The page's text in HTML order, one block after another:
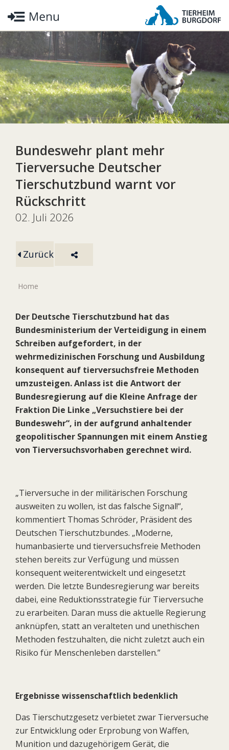
Bundeswehr plant mehr
Tierversuche Deutscher
Tierschutzbund warnt vor
Rückschritt
02. Juli 2026
Zurück
Home
Der Deutsche Tierschutzbund hat das
Bundesministerium der Verteidigung in einem
Schreiben aufgefordert, in der
wehrmedizinischen Forschung und Ausbildung
konsequent auf tierversuchsfreie Methoden
umzusteigen. Anlass ist die Antwort der
Bundesregierung auf die Kleine Anfrage der
Fraktion Die Linke „Versuchstiere bei der
Bundeswehr“, in der aufgrund anhaltender
geopolitischer Spannungen mit einem Anstieg
von Tierversuchsvorhaben gerechnet wird.
„Tierversuche in der militärischen Forschung
ausweiten zu wollen, ist das falsche Signal!“,
kommentiert Thomas Schröder, Präsident des
Deutschen Tierschutzbundes. „Moderne,
humanbasierte und tierversuchsfreie Methoden
stehen bereits zur Verfügung und müssen
konsequent weiterentwickelt und eingesetzt
werden. Die letzte Bundesregierung war bereits
dabei, eine Reduktionsstrategie für Tierversuche
zu erarbeiten. Daran muss die aktuelle Regierung
anknüpfen, statt an veralteten und unethischen
Methoden festzuhalten, die nicht zuletzt auch ein
Risiko für Menschenleben darstellen.”
Ergebnisse wissenschaftlich bedenklich
Das Tierschutzgesetz verbietet zwar Tierversuche
zur Entwicklung oder Erprobung von Waffen,
Munition und dazugehörigem Gerät, die